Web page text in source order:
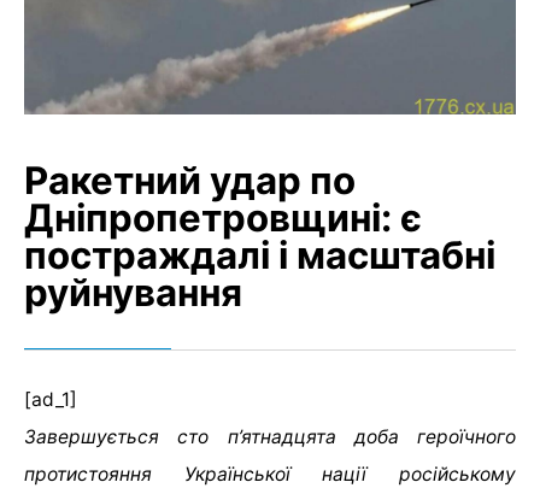
Ракетний удар по
Дніпропетровщині: є
постраждалі і масштабні
руйнування
[ad_1]
Завершується сто п’ятнадцята доба героїчного
протистояння Української нації російському